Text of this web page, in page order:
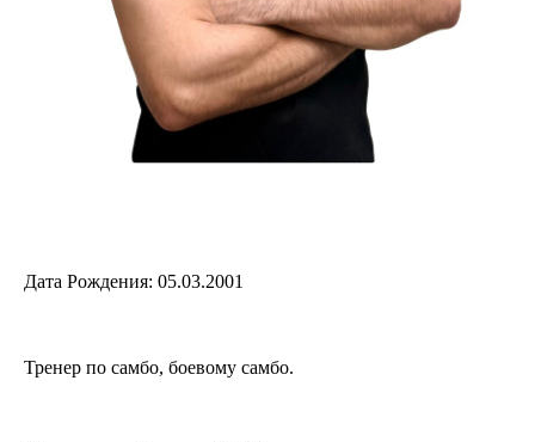
Дата Рождения: 05.03.2001
Тренер по самбо, боевому самбо.